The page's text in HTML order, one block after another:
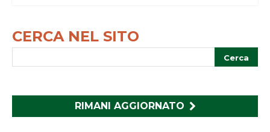
CERCA NEL SITO
RIMANI AGGIORNATO